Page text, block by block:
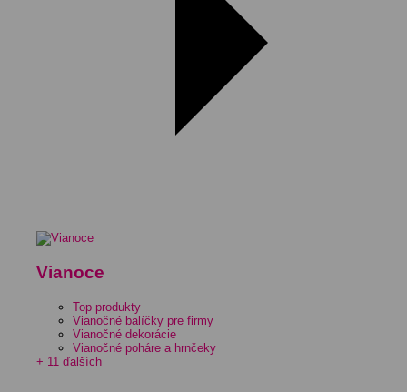
Vianoce
Top produkty
Vianočné balíčky pre firmy
Vianočné dekorácie
Vianočné poháre a hrnčeky
+ 11 ďalších